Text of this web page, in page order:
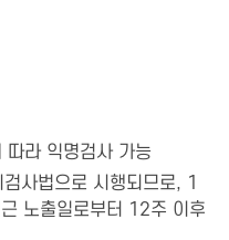
따라 익명검사 가능
사법으로 시행되므로, 1
노출일로부터 12주 이후